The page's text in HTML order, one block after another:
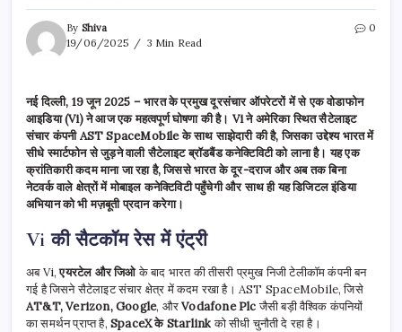
By Shiva
19/06/2025
3 Min Read
0
नई दिल्ली, 19 जून 2025 – भारत के प्रमुख दूरसंचार ऑपरेटरों में से एक वोडाफोन
आइडिया (Vi) ने आज एक महत्वपूर्ण घोषणा की है। Vi ने अमेरिका स्थित सैटेलाइट
संचार कंपनी AST SpaceMobile के साथ साझेदारी की है, जिसका उद्देश्य भारत में
सीधे स्मार्टफोन से जुड़ने वाली सैटेलाइट ब्रॉडबैंड कनेक्टिविटी को लाना है। यह एक
क्रांतिकारी कदम माना जा रहा है, जिससे भारत के दूर-दराज और अब तक बिना
नेटवर्क वाले क्षेत्रों में मोबाइल कनेक्टिविटी पहुँचेगी और साथ ही यह डिजिटल इंडिया
अभियान को भी मज़बूती प्रदान करेगा।
Vi की सैटकॉम रेस में एंट्री
अब Vi,एयरटेल और जिओके बाद भारत की तीसरी प्रमुख निजी टेलीकॉम कंपनी बन
गई है जिसने सैटेलाइट संचार क्षेत्र में कदम रखा है। AST SpaceMobile, जिसे
AT&T, Verizon, Google, औरVodafone Plcजैसी बड़ी वैश्विक कंपनियों
का समर्थन प्राप्त है, SpaceX के Starlinkको सीधी चुनौती दे रहा है।